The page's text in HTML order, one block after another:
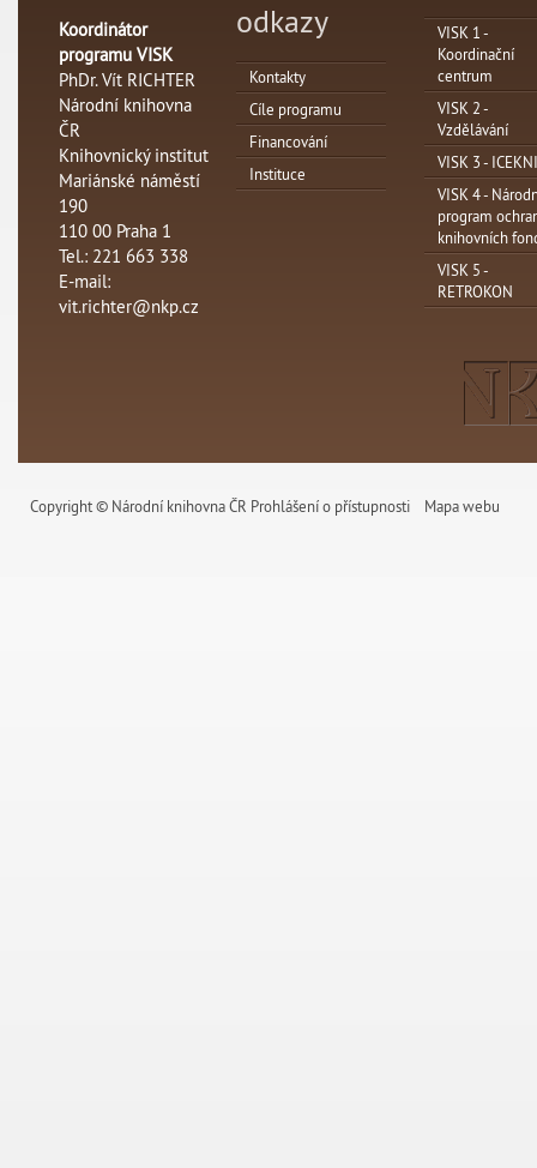
Koordinátor
programu VISK
PhDr. Vít RICHTER
Národní knihovna
ČR
Knihovnický institut
Mariánské náměstí
190
110 00 Praha 1
Tel.: 221 663 338
E-mail:
vit.richter@nkp.cz
odkazy
Kontakty
Cíle programu
Financování
Instituce
VISK 1 -
Koordinační
centrum
VISK 2 -
Vzdělávání
VISK 3 - ICEKNI
VISK 4 -
program
knihovních
VISK 5 -
RETROKON
Copyright © Národní knihovna ČR Prohlášení o přístupnosti Mapa webu